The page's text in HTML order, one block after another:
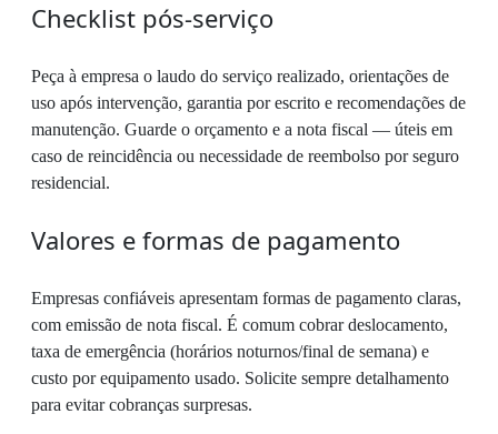
Checklist pós-serviço
Peça à empresa o laudo do serviço realizado, orientações de
uso após intervenção, garantia por escrito e recomendações de
manutenção. Guarde o orçamento e a nota fiscal — úteis em
caso de reincidência ou necessidade de reembolso por seguro
residencial.
Valores e formas de pagamento
Empresas confiáveis apresentam formas de pagamento claras,
com emissão de nota fiscal. É comum cobrar deslocamento,
taxa de emergência (horários noturnos/final de semana) e
custo por equipamento usado. Solicite sempre detalhamento
para evitar cobranças surpresas.